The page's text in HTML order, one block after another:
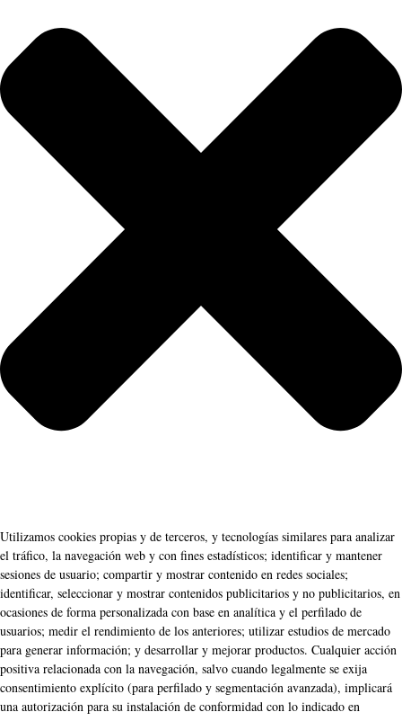
Utilizamos cookies propias y de terceros, y tecnologías similares para analizar
el tráfico, la navegación web y con fines estadísticos; identificar y mantener
sesiones de usuario; compartir y mostrar contenido en redes sociales;
identificar, seleccionar y mostrar contenidos publicitarios y no publicitarios, en
ocasiones de forma personalizada con base en analítica y el perfilado de
usuarios; medir el rendimiento de los anteriores; utilizar estudios de mercado
para generar información; y desarrollar y mejorar productos. Cualquier acción
positiva relacionada con la navegación, salvo cuando legalmente se exija
consentimiento explícito (para perfilado y segmentación avanzada), implicará
una autorización para su instalación de conformidad con lo indicado en